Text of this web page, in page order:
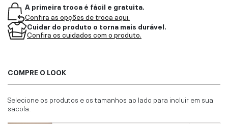
A primeira troca é fácil e gratuita.
Confira as opções de troca aqui.
Cuidar do produto o torna mais durável.
Confira os cuidados com o produto.
COMPRE O LOOK
Selecione os produtos e os tamanhos ao lado para incluir em sua
sacola.